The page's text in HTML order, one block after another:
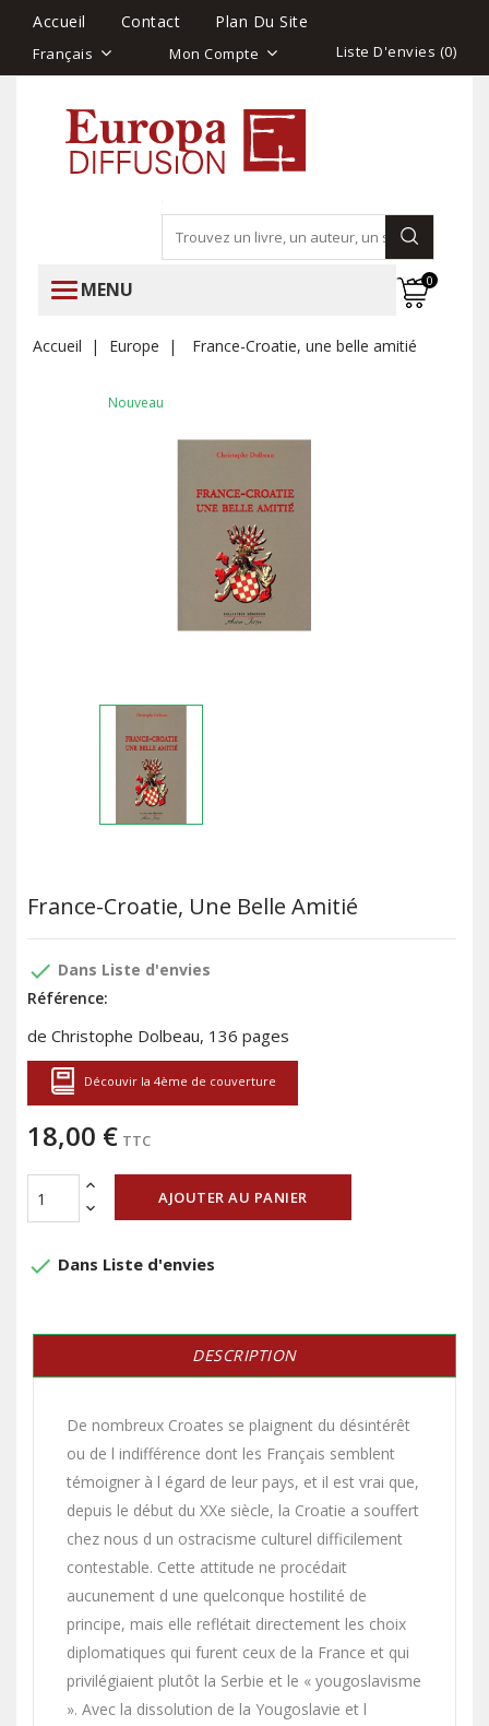
Accueil Contact Plan Du Site
Français Mon Compte Liste D'envies (0)
MENU 0
Accueil Europe France-Croatie, une belle amitié
Nouveau
France-Croatie, Une Belle Amitié
done Dans Liste d'envies
Référence:
de Christophe Dolbeau, 136 pages
Découvir la 4ème de couverture
18,00 € TTC
AJOUTER AU PANIER
done Dans Liste d'envies
DESCRIPTION
De nombreux Croates se plaignent du désintérêt
ou de l indifférence dont les Français semblent
témoigner à l égard de leur pays, et il est vrai que,
depuis le début du XXe siècle, la Croatie a souffert
chez nous d un ostracisme culturel difficilement
contestable. Cette attitude ne procédait
aucunement d une quelconque hostilité de
principe, mais elle reflétait directement les choix
diplomatiques qui furent ceux de la France et qui
privilégiaient plutôt la Serbie et le « yougoslavisme
». Avec la dissolution de la Yougoslavie et l